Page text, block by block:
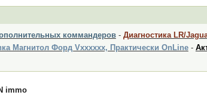
коммандеров- Диагностика LR/
Магнитол Форд Vxxxxxx, Практически OnLine-
immo